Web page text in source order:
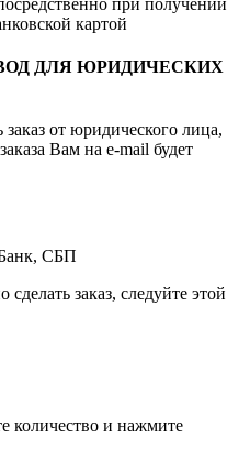
картой
ДЛЯ ЮРИДИЧЕСКИХ
от юридического лица,
Вам на e-mail будет
СБП
заказ, следуйте этой
количество и нажмите